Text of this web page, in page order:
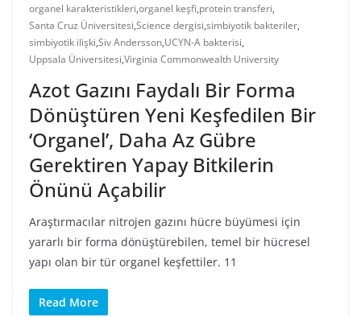
organel karakteristikleri,organel keşfi,protein transferi,
Santa Cruz Üniversitesi,Science dergisi,simbiyotik bakteriler,
simbiyotik ilişki,Siv Andersson,UCYN-A bakterisi,
Uppsala Üniversitesi,Virginia Commonwealth University
Azot Gazını Faydalı Bir Forma
Dönüştüren Yeni Keşfedilen Bir
‘Organel’, Daha Az Gübre
Gerektiren Yapay Bitkilerin
Önünü Açabilir
Araştırmacılar nitrojen gazını hücre büyümesi için
yararlı bir forma dönüştürebilen, temel bir hücresel
yapı olan bir tür organel keşfettiler. 11
Read More